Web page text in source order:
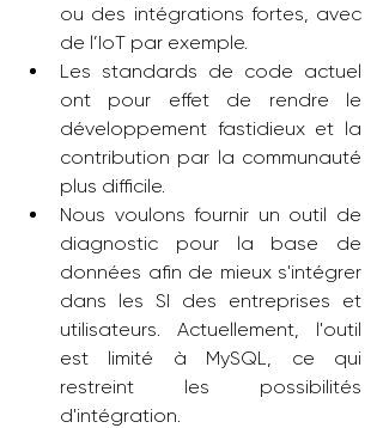
ou des intégrations fortes, avec
de l’IoT par exemple.
Les standards de code actuel
ont pour effet de rendre le
développement fastidieux et la
contribution par la communauté
plus difficile.
Nous voulons fournir un outil de
diagnostic pour la base de
données afin de mieux s'intégrer
dans les SI des entreprises et
utilisateurs. Actuellement, l'outil
est limité à MySQL, ce qui
restreint les possibilités
d'intégration.